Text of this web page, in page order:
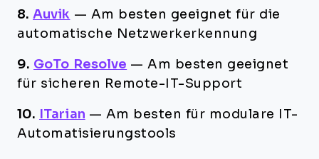
8. Auvik — Am besten geeignet für die
automatische Netzwerkerkennung
9. GoTo Resolve —Am besten geeignet
für sicheren Remote-IT-Support
10. ITarian — Am besten für modulare IT-
Automatisierungstools